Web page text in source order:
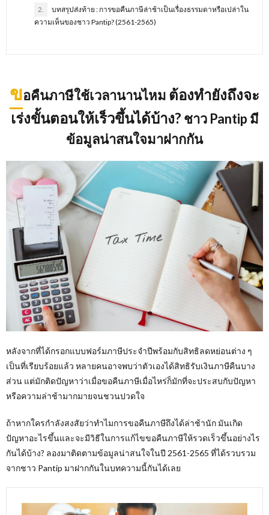
2.
บทสรุปส่งท้าย : การขอคืนภาษีล่าช้าเป็นเรื่องธรรมดาหรือเปล่าใน
ความเห็นของชาว Pantip? (2561-2565)
ขอคืนภาษีใช้เวลานานไหม ต้องทำยังถึงจะ
เร่งขั้นตอนให้เร็วขึ้นได้บ้าง? ชาว Pantip มี
ข้อมูลน่าสนใจมาฝากกัน
หลังจากที่ได้กรอกแบบฟอร์มภาษีประจำปีพร้อมกับสิทธิลดหย่อนต่าง ๆ
เป็นที่เรียบร้อยแล้ว หลายคนอาจพบว่าตัวเองได้สิทธิรับเงินภาษีคืนบาง
ส่วน แต่มักติดปัญหาว่าเมื่อขอคืนภาษีเมื่อไหร่ก็มักที่จะประสบกับปัญหา
หรือความล่าช้ามากมายจนชวนปวดใจ
ถ้าหากใครกำลังสงสัยว่าทำไมการขอคืนภาษีถึงได้ล่าช้านัก มันเกิด
ปัญหาอะไรขึ้นและจะมีวิธีในการแก้ไขขอคืนภาษีให้รวดเร็วขึ้นอย่างไร
กันได้บ้าง? ลองมาติดตามข้อมูลน่าสนใจในปี 2561-2565 ที่ได้รวบรวม
จากชาว Pantip มาฝากกันในบทความนี้กันได้เลย